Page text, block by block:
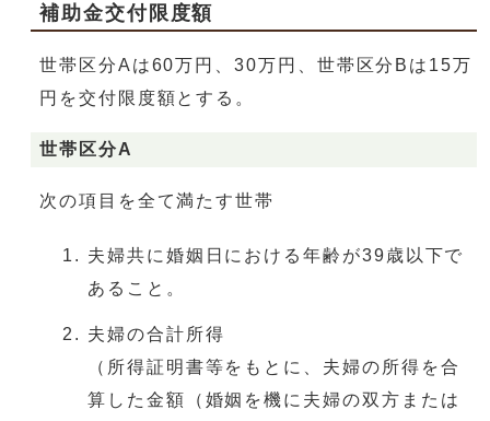
補助金交付限度額
世帯区分Aは60万円、30万円、世帯区分Bは15万
円を交付限度額とする。
世帯区分A
次の項目を全て満たす世帯
夫婦共に婚姻日における年齢が39歳以下で
あること。
夫婦の合計所得
（所得証明書等をもとに、夫婦の所得を合
算した金額（婚姻を機に夫婦の双方または